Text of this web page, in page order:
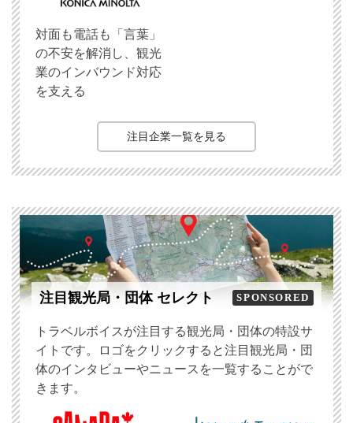
対面も電話も「言葉」
の不安を解消し、観光
業のインバウンド対応
を支える
注目企業一覧を見る
注目観光局・団体 セレクト SPONSORED
トラベルボイスが注目する観光局・団体の特設サ
イトです。ロゴをクリックすると注目観光局・団
体のインタビューやニュースを一覧することがで
きます。